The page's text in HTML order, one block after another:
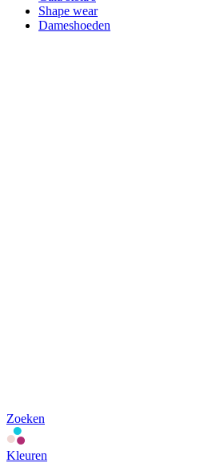
Shape wear
Dameshoeden
Zoeken
Kleuren